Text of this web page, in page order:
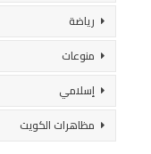
رياضة
منوعات
إسلامي
مظاهرات الكويت